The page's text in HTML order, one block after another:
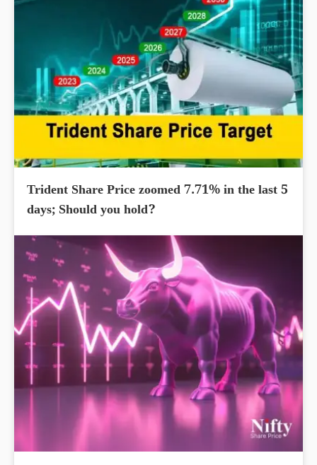
Trident Share Price zoomed 7.71% in the last 5
days; Should you hold?